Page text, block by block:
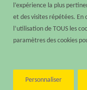
l’expérience la plus
et des visites répétées. En
l’utilisation de TOUS les
paramètres des cookies
Personnaliser
Date de
Réso’Pédia
2026 –